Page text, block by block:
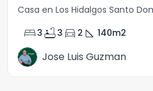
Casa en Los Hidalgos Santo
bed3 bathtub3 directions_car 2 square_foot 140m2
Jose Luis Guzman